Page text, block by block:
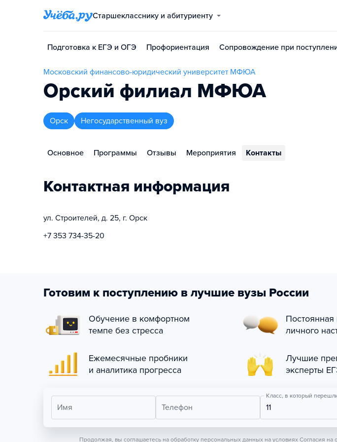
Старшекласснику и абитуриенту
Подготовка к ЕГЭ и ОГЭ Профориентация Сопровождение при
Московский финансово-юридический университет МФЮА
Орский филиал МФЮА
Орск Негосударственный вуз
Основное Программы Отзывы Мероприятия Контакты
Контактная информация
ул. Строителей, д. 25, г. Орск
+7 353 734-35-20
Готовим к поступлению в лучшие вузы России
Обучение в комфортном
темпе без стресса
личного
Ежемесячные пробники
и аналитика прогресса
Лучшие
эксперты
Имя Телефон
Класс, в который
11
Продолжая, вы соглашаетесь на обработку персональных данных на условиях Согласия на